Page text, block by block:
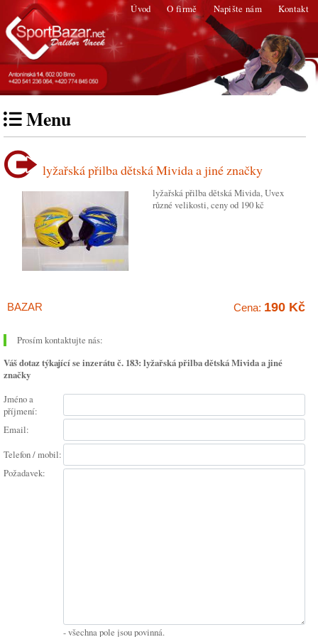
Úvod O firmě Napište nám Kontakt
Menu
lyžařská přilba dětská Mivida a jiné značky
lyžařská přilba dětská Mivida, Uvex
různé velikosti, ceny od 190 kč
BAZAR Cena: 190 Kč
Prosím kontaktujte nás:
Váš dotaz týkající se inzerátu č. 183: lyžařská přilba dětská Mivida a jiné
značky
Jméno a
příjmení:
Email:
Telefon / mobil:
Požadavek:
- všechna pole jsou povinná.